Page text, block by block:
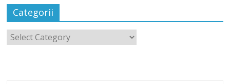
Categorii